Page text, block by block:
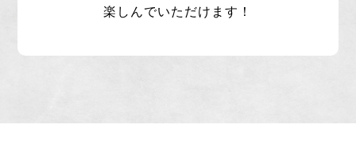
楽しんでいただけます！